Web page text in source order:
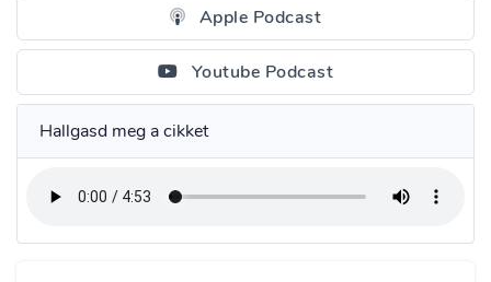
Apple Podcast
Youtube Podcast
Hallgasd meg a cikket